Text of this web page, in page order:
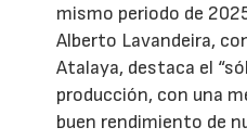
mismo periodo de
Alberto Lavandeira,
Atalaya, destaca el
producción, con una
buen rendimiento de